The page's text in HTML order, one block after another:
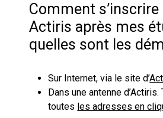
Comment s’inscrire
Actiris après mes
quelles sont les
Sur Internet, via le site d’
Dans une antenne d’Actiris.
toutes les adresses en